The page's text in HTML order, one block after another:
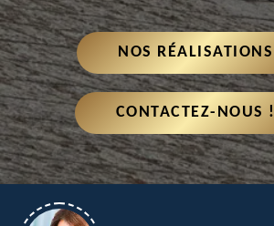
NOS RÉALISATIONS
CONTACTEZ-NOUS !